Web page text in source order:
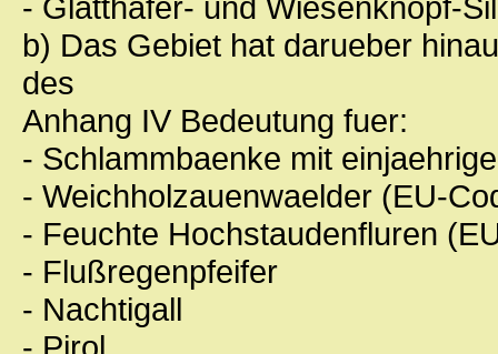
- Glatthafer- und Wiesenknopf-
b) Das Gebiet hat darueber
des
Anhang IV Bedeutung fuer:
- Schlammbaenke mit
- Weichholzauenwaelder (EU-
- Feuchte Hochstaudenfluren
- Flußregenpfeifer
- Nachtigall